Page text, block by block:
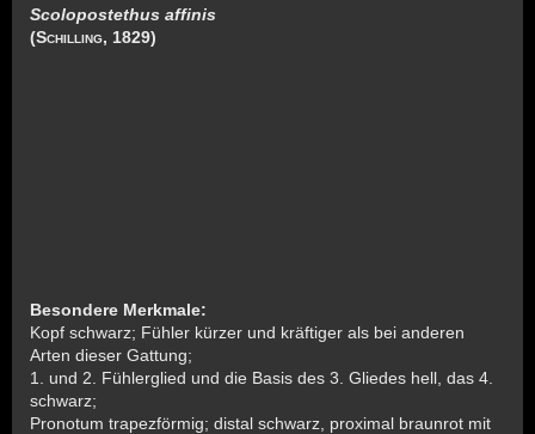
Scolopostethus affinis
(Schilling, 1829)
Besondere Merkmale:
Kopf schwarz; Fühler kürzer und kräftiger als bei anderen
Arten dieser Gattung;
1. und 2. Fühlerglied und die Basis des 3. Gliedes hell, das 4.
schwarz;
Pronotum trapezförmig; distal schwarz, proximal braunrot mit